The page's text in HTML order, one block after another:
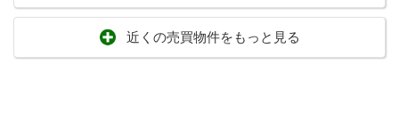
近くの売買物件をもっと見る